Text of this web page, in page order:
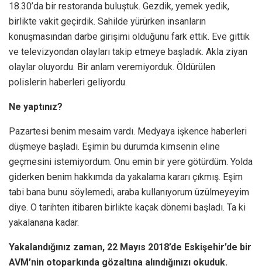
18.30’da bir restoranda buluştuk. Gezdik, yemek yedik,
birlikte vakit geçirdik. Sahilde yürürken insanların
konuşmasından darbe girişimi olduğunu fark ettik. Eve gittik
ve televizyondan olayları takip etmeye başladık. Akla ziyan
olaylar oluyordu. Bir anlam veremiyorduk. Öldürülen
polislerin haberleri geliyordu.
Ne yaptınız?
Pazartesi benim mesaim vardı. Medyaya işkence haberleri
düşmeye başladı. Eşimin bu durumda kimsenin eline
geçmesini istemiyordum. Onu emin bir yere götürdüm. Yolda
giderken benim hakkımda da yakalama kararı çıkmış. Eşim
tabi bana bunu söylemedi, araba kullanıyorum üzülmeyeyim
diye. O tarihten itibaren birlikte kaçak dönemi başladı. Ta ki
yakalanana kadar.
Yakalandığınız zaman, 22 Mayıs 2018’de Eskişehir’de bir
AVM’nin otoparkında gözaltına alındığınızı okuduk.